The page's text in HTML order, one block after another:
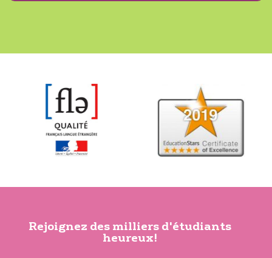
Rejoignez des milliers d'étudiants
heureux!